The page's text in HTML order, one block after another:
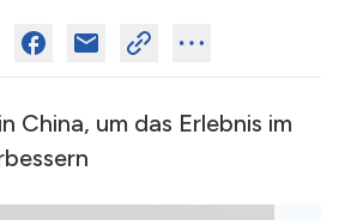
China, um das Erlebnis im